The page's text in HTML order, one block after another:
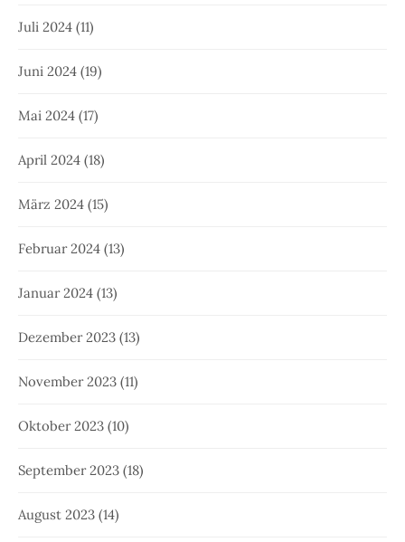
Juli 2024 (11)
Juni 2024 (19)
Mai 2024 (17)
April 2024 (18)
März 2024 (15)
Februar 2024 (13)
Januar 2024 (13)
Dezember 2023 (13)
November 2023 (11)
Oktober 2023 (10)
September 2023 (18)
August 2023 (14)